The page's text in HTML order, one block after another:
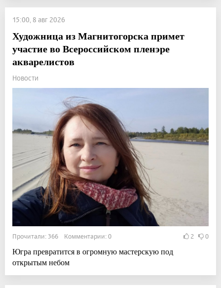
15:00, 8 авг 2026
Художница из Магнитогорска примет
участие во Всероссийском пленэре
акварелистов
Новости
Прочитали: 366 Комментарии: 0 2 0
Югра превратится в огромную мастерскую под
открытым небом